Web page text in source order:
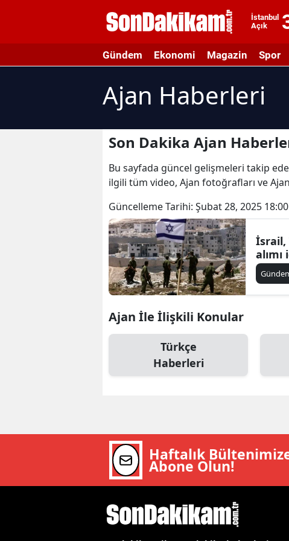
İstanbul
Açık
Amasya
Antalya
Artvin
Aydın
Bilecik
Bitlis
Gündem Ekonomi Magazin Spor
Ajan Haberleri
Son Dakika Ajan
Bu sayfada güncel gelişmeleri takip
ilgili tüm video, Ajan fotoğrafları ve
Güncelleme Tarihi: Şubat 28, 2025 18:00
İsrail,
alımı
Ajan İle İlişkili Konular
Türkçe
Haberleri
Haftalık
Abone Olun!